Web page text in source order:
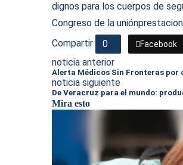
dignos para los cuerpos de
Congreso de la unión
Compartir
0 Facebook
noticia anterior
Alerta Médicos Sin Fronteras por
noticia siguiente
De Veracruz para el mundo:
Mira esto